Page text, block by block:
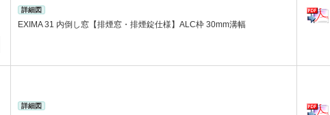
詳細図
EXIMA 31 内倒し窓【排煙窓・排煙錠仕様】ALC枠 30mm溝幅
詳細図